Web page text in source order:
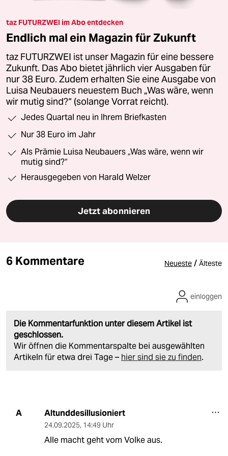
taz FUTURZWEI im Abo entdecken
Endlich mal ein Magazin für Zukunft
taz FUTURZWEI ist unser Magazin für eine bessere
Zukunft. Das Abo bietet jährlich vier Ausgaben für
nur 38 Euro. Zudem erhalten Sie eine Ausgabe von
Luisa Neubauers neuestem Buch „Was wäre, wenn
wir mutig sind?“ (solange Vorrat reicht).
Jedes Quartal neu in Ihrem Briefkasten
Nur 38 Euro im Jahr
Als Prämie Luisa Neubauers „Was wäre, wenn wir
mutig sind?“
Herausgegeben von Harald Welzer
Jetzt abonnieren
6 Kommentare Neueste / Älteste
Die Kommentarfunktion unter diesem Artikel ist
geschlossen.
Wir öffnen die Kommentarspalte bei ausgewählten
Artikeln für etwa drei Tage – hier sind sie zu finden.
einloggen
A Altunddesillusioniert
24.09.2025, 14:49 Uhr
Alle macht geht vom Volke aus.